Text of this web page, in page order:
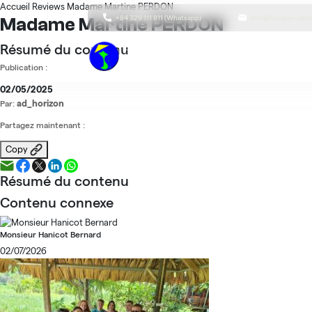
+84 329 111 811 (Whatsapp)
Accueil Reviews Madame Martine PERDON
Madame Martine PERDON
Résumé du contenu
Publication :
02/05/2025
Par: ad_horizon
Partagez maintenant :
Copy
Résumé du contenu
Contenu connexe
Monsieur Hanicot Bernard
02/07/2026